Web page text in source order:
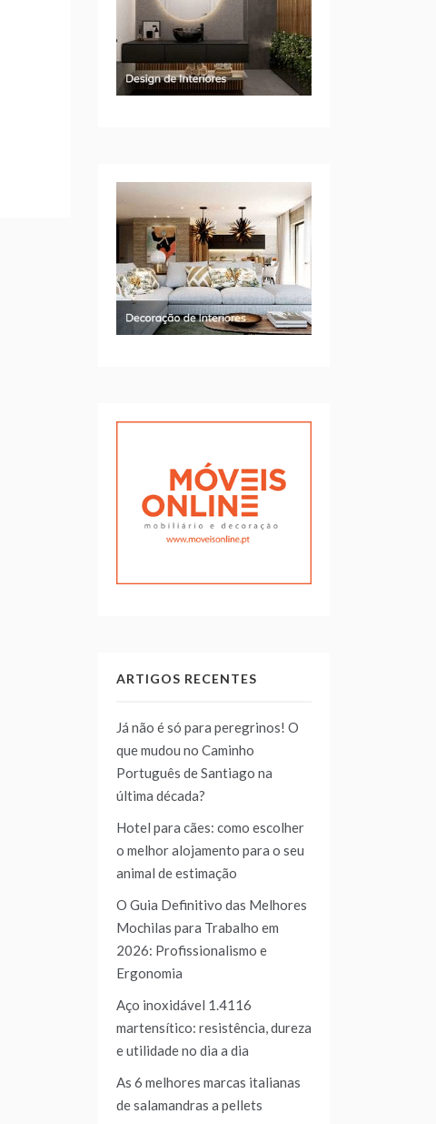
ARTIGOS RECENTES
Já não é só para peregrinos! O
que mudou no Caminho
Português de Santiago na
última década?
Hotel para cães: como escolher
o melhor alojamento para o seu
animal de estimação
O Guia Definitivo das Melhores
Mochilas para Trabalho em
2026: Profissionalismo e
Ergonomia
Aço inoxidável 1.4116
martensítico: resistência, dureza
e utilidade no dia a dia
As 6 melhores marcas italianas
de salamandras a pellets